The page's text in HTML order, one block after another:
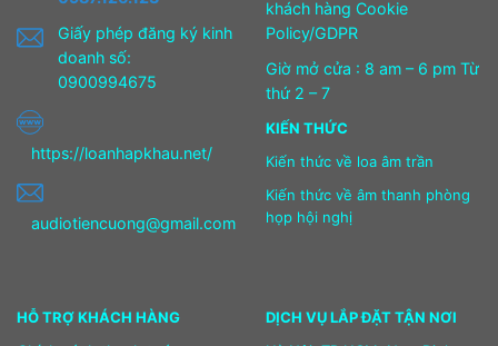
Giấy phép đăng ký kinh
doanh số:
0900994675
https://loanhapkhau.net/
audiotiencuong@gmail.com
khách hàng Cookie
Policy/GDPR
Giờ mở cửa : 8 am – 6 pm Từ
thứ 2 – 7
KIẾN THỨC
Kiến thức về loa âm trần
Kiến thức về âm thanh phòng
họp hội nghị
HỖ TRỢ KHÁCH HÀNG
DỊCH VỤ LẮP ĐẶT TẬN NƠI